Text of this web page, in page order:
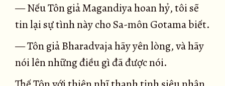
— Nếu Tôn giả Magandiya hoan hỷ, tôi sẽ
tin lại sự tình này cho Sa-môn Gotama biết.
— Tôn giả Bharadvaja hãy yên lòng, và hãy
nói lên những điều gì đã được nói.